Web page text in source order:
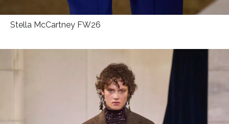
Stella McCartney FW26